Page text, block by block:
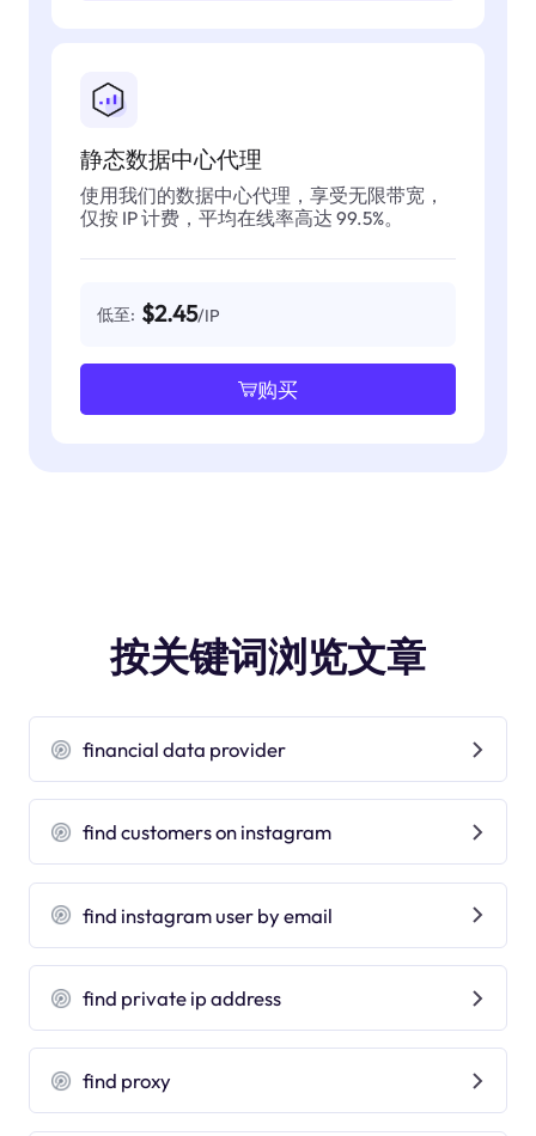
静态数据中心代理
使用我们的数据中心代理，享受无限带宽，
仅按 IP 计费，平均在线率高达 99.5%。
低至: $2.45/IP
购买
按关键词浏览文章
financial data provider
find customers on instagram
find instagram user by email
find private ip address
find proxy